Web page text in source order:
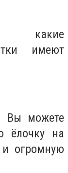
какие
имеют
Вы можете
ёлочку на
и огромную